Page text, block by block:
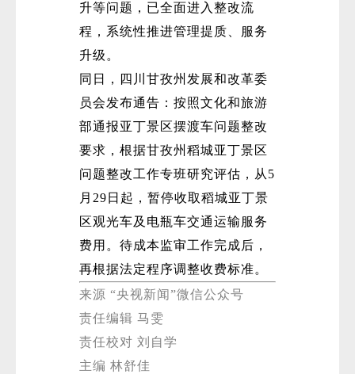
升等问题，已全面进入整改流
程，系统性推进管理提质、服务
升级。
同日，四川甘孜州发展和改革委
员会发布通告：按照文化和旅游
部通报亚丁景区摆渡车问题整改
要求，根据甘孜州稻城亚丁景区
问题整改工作专班研究评估，从5
月29日起，暂停收取稻城亚丁景
区观光车及电瓶车交通运输服务
费用。待成本监审工作完成后，
再根据法定程序调整收费标准。
来源 “央视新闻”微信公众号
责任编辑 马雯
责任校对 刘自学
主编 林舒佳